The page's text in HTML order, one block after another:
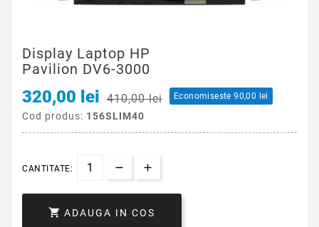
Display Laptop HP
Pavilion DV6-3000
320,00 lei 410,00 lei Economiseste 90,00 lei
Cod produs: 156SLIM40
CANTITATE:
 ADAUGA IN COS